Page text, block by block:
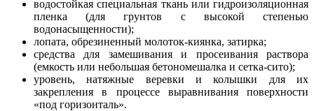
водостойкая специальная ткань или гидроизоляционная
пленка (для грунтов с высокой степенью
водонасыщенности);
лопата, обрезиненный молоток-киянка, затирка;
средства для замешивания и просеивания раствора
(емкость или небольшая бетономешалка и сетка-сито);
уровень, натяжные веревки и колышки для их
закрепления в процессе выравнивания поверхности
«под горизонталь».